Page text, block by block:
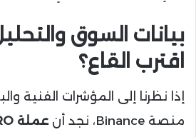
بيانات السوق
اقترب القاع؟
إذا نظرنا إلى المؤشرات الفنية
منصة Binance، نجد أن
عملة NEIRO